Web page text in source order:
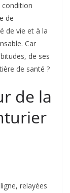
condition
de
de vie et à la
Car
de ses
de santé ?
de la
relayées